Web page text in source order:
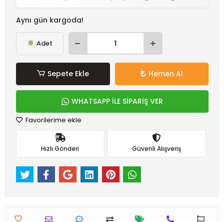
Aynı gün kargoda!
Adet
Sepete Ekle Hemen Al
WHATSAPP İLE SİPARİŞ VER
Favorilerime ekle
Hızlı Gönderi Güvenli Alışveriş